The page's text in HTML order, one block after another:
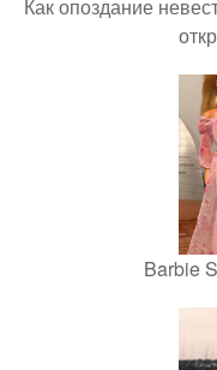
Как опоздание
Barbie